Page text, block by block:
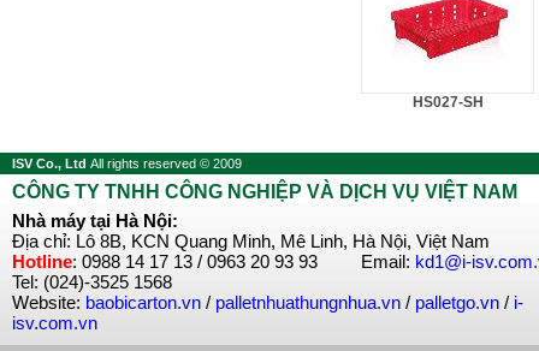
HS027-SH
ISV Co., Ltd All rights reserved © 2009
CÔNG TY TNHH CÔNG NGHIỆP VÀ DỊCH VỤ VIỆT NAM
Nhà máy tại Hà Nội:
Địa chỉ: Lô 8B, KCN Quang Minh, Mê Linh, Hà Nội, Việt Nam
Hotline: 0988 14 17 13 / 0963 20 93 93 Email: kd1@i-
Tel: (024)-3525 1568
Website: baobicarton.vn / palletnhuathungnhua.vn / palletgo.vn / i-
isv.com.vn